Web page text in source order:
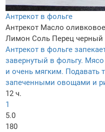
Антрекот в фольге
Антрекот Масло оливковое
Лимон Соль Перец черный
Антрекот в фольге
завернутый в фольгу.
и очень мягким. Подавать
запеченными овощами и
12 ч.
1
5.0
180